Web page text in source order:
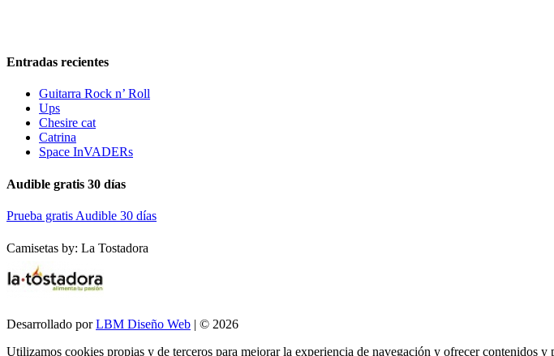
Entradas recientes
Guitarra Rock n’ Roll
Ups
Chesire cat
Catrina
Space InVADERs
Audible gratis 30 días
Prueba gratis Audible 30 días
Camisetas by: La Tostadora
Desarrollado porLBM Diseño Web | © 2026
Utilizamos cookies propias y de terceros para mejorar la experiencia de navegación y ofrecer contenidos